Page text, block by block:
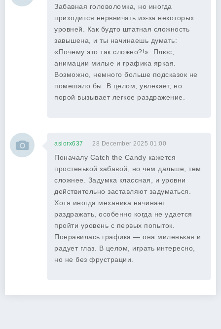
Забавная головоломка, но иногда
приходится нервничать из-за некоторых
уровней. Как будто штатная сложность
завышена, и ты начинаешь думать:
«Почему это так сложно?!». Плюс,
анимации милые и графика яркая.
Возможно, немного больше подсказок не
помешало бы. В целом, увлекает, но
порой вызывает легкое раздражение.
asiorx637 28 December 2025 01:00
Поначалу Catch the Candy кажется
простенькой забавой, но чем дальше, тем
сложнее. Задумка классная, и уровни
действительно заставляют задуматься.
Хотя иногда механика начинает
раздражать, особенно когда не удается
пройти уровень с первых попыток.
Понравилась графика — она миленькая и
радует глаз. В целом, играть интересно,
но не без фрустрации.